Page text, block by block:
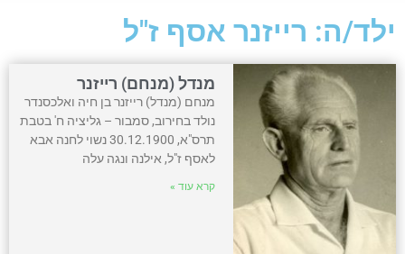
ילד/ה: רייזנר אסף ז"ל
מנדל (מנחם) רייזנר
מנחם (מנדל) רייזנר בן חיה ואלכסנדר
נולד בחירוב, סמבור – גליציה ח' בטבת
תרס"א, 30.12.1900 נשוי לחנה אבא
לאסף ז"ל, אילנה ונגה עלה
קרא עוד »